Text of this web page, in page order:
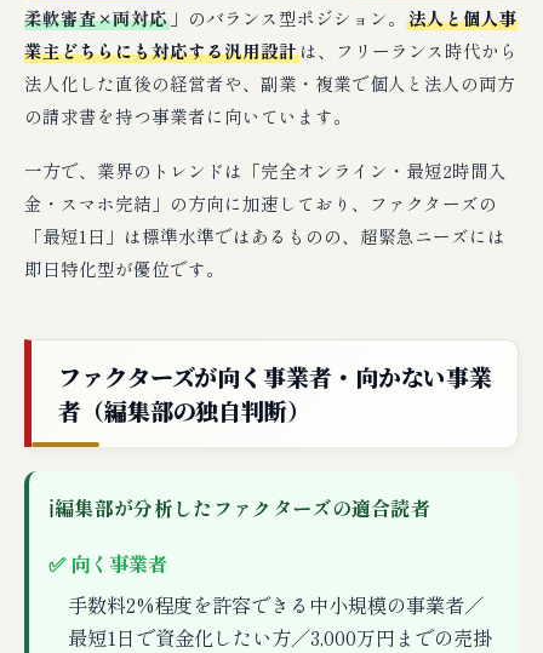
柔軟審査×両対応 」のバランス型ポジション。法人と個人事
業主どちらにも対応する汎用設計は、フリーランス時代から
法人化した直後の経営者や、副業・複業で個人と法人の両方
の請求書を持つ事業者に向いています。
一方で、業界のトレンドは「完全オンライン・最短2時間入
金・スマホ完結」の方向に加速しており、ファクターズの
「最短1日」は標準水準ではあるものの、超緊急ニーズには
即日特化型が優位です。
ファクターズが向く事業者・向かない事業
者（編集部の独自判断）
ℹ編集部が分析したファクターズの適合読者
✅ 向く事業者
手数料2%程度を許容できる中小規模の事業者／
最短1日で資金化したい方／3,000万円までの売掛